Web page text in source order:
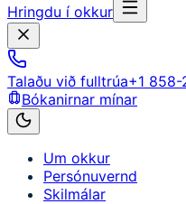
Hringdu í okkur
Talaðu við fulltrúa+1
Bókanirnar mínar
Um okkur
Persónuvernd
Skilmálar